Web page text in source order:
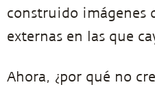
construido imágenes
externas en las que
Ahora, ¿por qué no